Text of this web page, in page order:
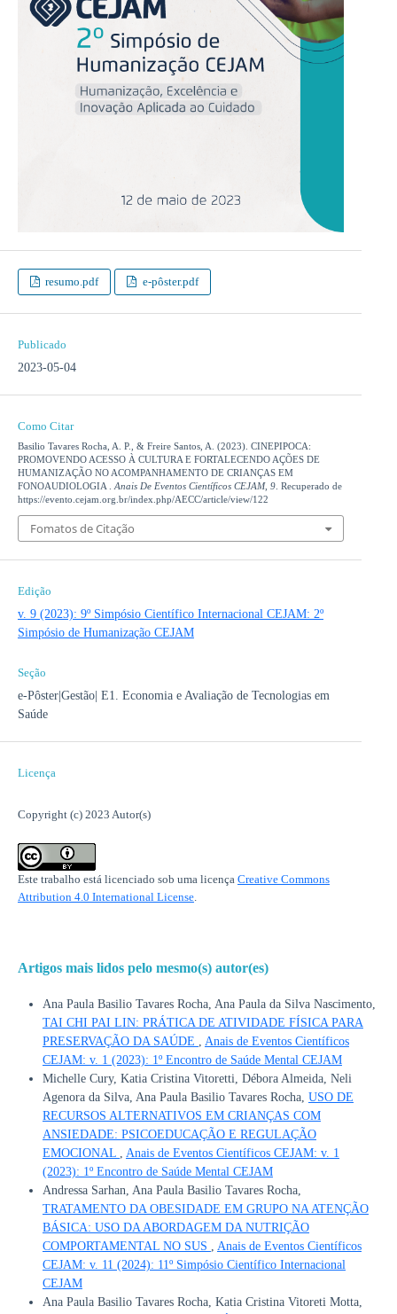
resumo.pdf e-pôster.pdf
Publicado
2023-05-04
Como Citar
Basilio Tavares Rocha, A. P., & Freire Santos, A. (2023). CINEPIPOCA:
PROMOVENDO ACESSO À CULTURA E FORTALECENDO AÇÕES DE
HUMANIZAÇÃO NO ACOMPANHAMENTO DE CRIANÇAS EM
FONOAUDIOLOGIA . Anais De Eventos Científicos CEJAM, 9. Recuperado de
https://evento.cejam.org.br/index.php/AECC/article/view/122
Fomatos de Citação
Edição
v. 9 (2023): 9º Simpósio Científico Internacional CEJAM: 2º
Simpósio de Humanização CEJAM
Seção
e-Pôster|Gestão| E1. Economia e Avaliação de Tecnologias em
Saúde
Licença
Copyright (c) 2023 Autor(s)
Este trabalho está licenciado sob uma licença Creative Commons
Attribution 4.0 International License.
Artigos mais lidos pelo mesmo(s) autor(es)
Ana Paula Basilio Tavares Rocha, Ana Paula da Silva Nascimento,
TAI CHI PAI LIN: PRÁTICA DE ATIVIDADE FÍSICA PARA
PRESERVAÇÃO DA SAÚDE , Anais de Eventos Científicos
CEJAM: v. 1 (2023): 1º Encontro de Saúde Mental CEJAM
Michelle Cury, Katia Cristina Vitoretti, Débora Almeida, Neli
Agenora da Silva, Ana Paula Basilio Tavares Rocha, USO DE
RECURSOS ALTERNATIVOS EM CRIANÇAS COM
ANSIEDADE: PSICOEDUCAÇÃO E REGULAÇÃO
EMOCIONAL , Anais de Eventos Científicos CEJAM: v. 1
(2023): 1º Encontro de Saúde Mental CEJAM
Andressa Sarhan, Ana Paula Basilio Tavares Rocha,
TRATAMENTO DA OBESIDADE EM GRUPO NA ATENÇÃO
BÁSICA: USO DA ABORDAGEM DA NUTRIÇÃO
COMPORTAMENTAL NO SUS , Anais de Eventos Científicos
CEJAM: v. 11 (2024): 11º Simpósio Científico Internacional
CEJAM
Ana Paula Basilio Tavares Rocha, Katia Cristina Vitoreti Motta,